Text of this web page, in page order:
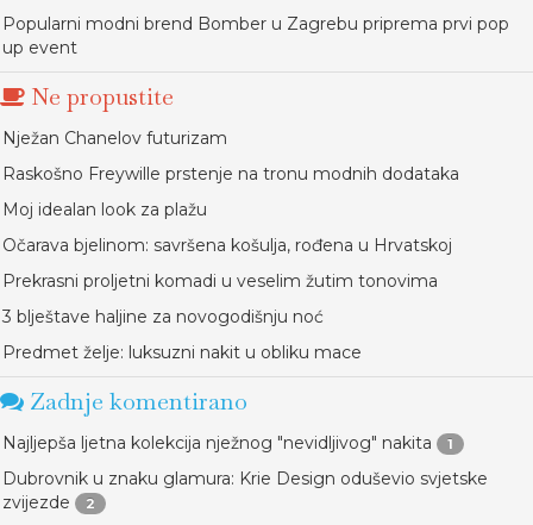
Popularni modni brend Bomber u Zagrebu priprema prvi pop
up event
Ne propustite
Nježan Chanelov futurizam
Raskošno Freywille prstenje na tronu modnih dodataka
Moj idealan look za plažu
Očarava bjelinom: savršena košulja, rođena u Hrvatskoj
Prekrasni proljetni komadi u veselim žutim tonovima
3 blještave haljine za novogodišnju noć
Predmet želje: luksuzni nakit u obliku mace
Zadnje komentirano
Najljepša ljetna kolekcija nježnog "nevidljivog" nakita 1
Dubrovnik u znaku glamura: Krie Design oduševio svjetske
zvijezde
2